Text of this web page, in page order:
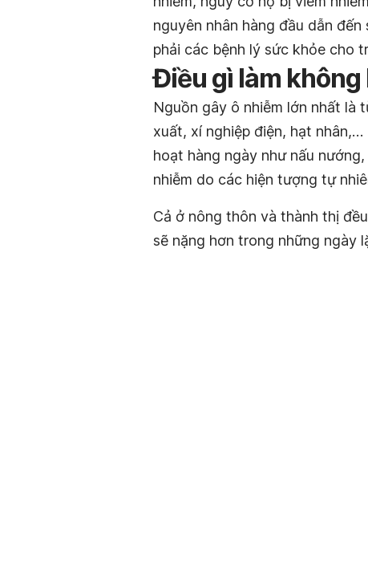
nguyên nhân hàng đầu dẫn
phải các bệnh lý sức khỏe cho
Điều gì làm không
Nguồn gây ô nhiễm lớn nhất là
xuất, xí nghiệp điện, hạt
hoạt hàng ngày như nấu
nhiễm do các hiện tượng tự
Cả ở nông thôn và thành thị
sẽ nặng hơn trong những ngày